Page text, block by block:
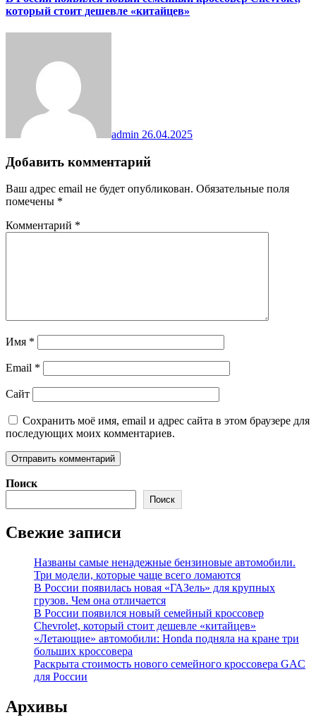
который стоит дешевле «китайцев»
admin 26.04.2025
Добавить комментарий
Ваш адрес email не будет опубликован. Обязательные поля
помечены *
Комментарий *
Имя *
Email *
Сайт
Сохранить моё имя, email и адрес сайта в этом браузере для
последующих моих комментариев.
Поиск
Поиск
Свежие записи
Названы самые ненадежные бензиновые автомобили.
Три модели, которые чаще всего ломаются
В России появилась новая «ГАЗель» для крупных
грузов. Чем она отличается
В России появился новый семейный кроссовер
Chevrolet, который стоит дешевле «китайцев»
«Летающие» автомобили: Honda подняла на кране три
больших кроссовера
Раскрыта стоимость нового семейного кроссовера GAC
для России
Архивы